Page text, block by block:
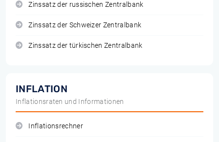
Zinssatz der russischen Zentralbank
Zinssatz der Schweizer Zentralbank
Zinssatz der türkischen Zentralbank
INFLATION
Inflationsraten und Informationen
Inflationsrechner